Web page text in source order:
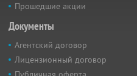
Прошедшие акции
Документы
Агентский договор
Лицензионный договор